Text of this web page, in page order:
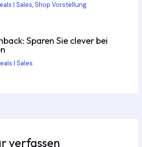
| Sales,Shop Vorstellung
Sparen Sie clever bei
| Sales
verfassen